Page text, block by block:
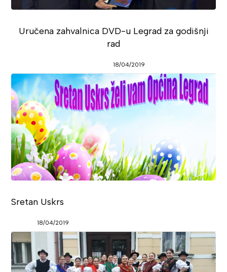
Uručena zahvalnica DVD-u Legrad za godišnji
rad
18/04/2019
Sretan Uskrs
18/04/2019